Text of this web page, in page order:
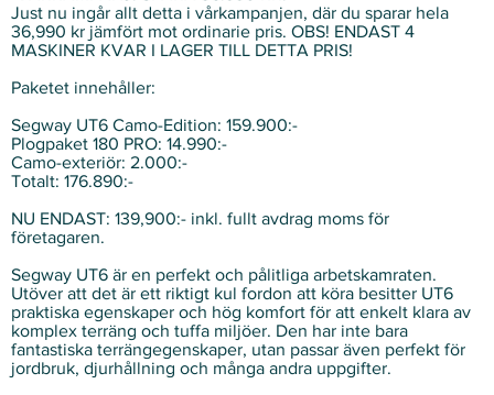
Just nu ingår allt detta i vårkampanjen, där du sparar hela
36,990 kr jämfört mot ordinarie pris. OBS! ENDAST 4
MASKINER KVAR I LAGER TILL DETTA PRIS!
Paketet innehåller:
Segway UT6 Camo-Edition: 159.900:-
Plogpaket 180 PRO: 14.990:-
Camo-exteriör: 2.000:-
Totalt: 176.890:-
NU ENDAST: 139,900:- inkl. fullt avdrag moms för
företagaren.
Segway UT6 är en perfekt och pålitliga arbetskamraten.
Utöver att det är ett riktigt kul fordon att köra besitter UT6
praktiska egenskaper och hög komfort för att enkelt klara av
komplex terräng och tuffa miljöer. Den har inte bara
fantastiska terrängegenskaper, utan passar även perfekt för
jordbruk, djurhållning och många andra uppgifter.